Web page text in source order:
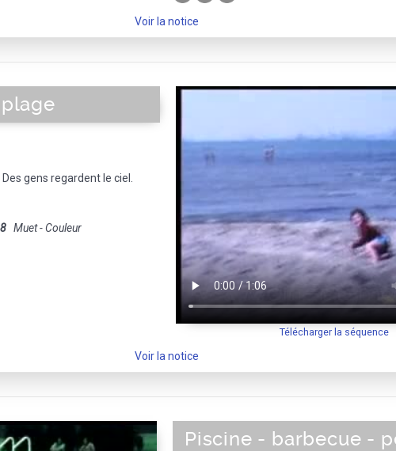
Voir la notice
Télécharger la séquence
gens regardent le ciel.
Muet - Couleur
Voir la notice
Piscine - barbecue -